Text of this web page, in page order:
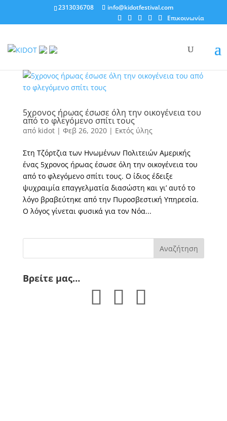
2313036708
info@kidotfestival.com
Επικοινωνία
5χρονος ήρωας έσωσε όλη την οικογένεια του
από το φλεγόμενο σπίτι τους
από kidot| Φεβ 26, 2020| Εκτός ύλης
Στη Τζόρτζια των Ηνωμένων Πολιτειών Αμερικής
ένας 5χρονος ήρωας έσωσε όλη την οικογένεια του
από το φλεγόμενο σπίτι τους. Ο ίδιος έδειξε
ψυχραιμία επαγγελματία διασώστη και γι’ αυτό το
λόγο βραβεύτηκε από την Πυροσβεστική Υπηρεσία.
Ο λόγος γίνεται φυσικά για τον Νόα...
Βρείτε μας…